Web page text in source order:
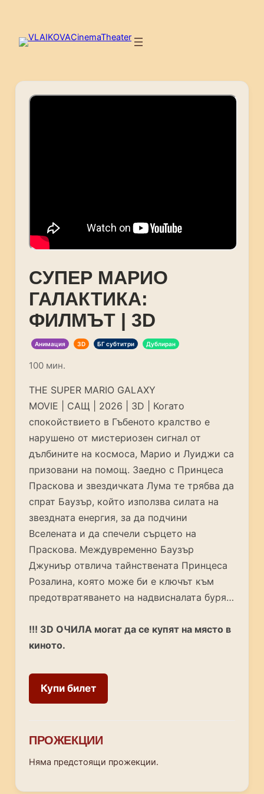
СУПЕР МАРИО
ГАЛАКТИКА:
ФИЛМЪТ | 3D
Анимация 3D БГ субтитри Дублиран
100 мин.
THE SUPER MARIO GALAXY
MOVIE | САЩ | 2026 | 3D | Когато
спокойствието в Гъбеното кралство е
нарушено от мистериозен сигнал от
дълбините на космоса, Марио и Луиджи са
призовани на помощ. Заедно с Принцеса
Праскова и звездичката Лума те трябва да
спрат Баузър, който използва силата на
звездната енергия, за да подчини
Вселената и да спечели сърцето на
Праскова. Междувременно Баузър
Джуниър отвлича тайнствената Принцеса
Розалина, която може би е ключът към
предотвратяването на надвисналата буря…
!!! 3D ОЧИЛА могат да се купят на място в
киното.
Купи билет
ПРОЖЕКЦИИ
Няма предстоящи прожекции.